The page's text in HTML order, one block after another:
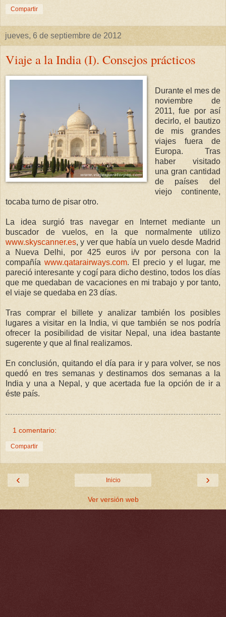
Compartir
jueves, 6 de septiembre de 2012
Viaje a la India (I). Consejos prácticos
Durante el mes de
noviembre de
2011, fue por así
decirlo, el bautizo
de mis grandes
viajes fuera de
Europa. Tras
haber visitado
una gran cantidad
de países del
viejo continente,
tocaba turno de pisar otro.
La idea surgió tras navegar en Internet mediante un
buscador de vuelos, en la que normalmente utilizo
www.skyscanner.es, y ver que había un vuelo desde Madrid
a Nueva Delhi, por 425 euros i/v por persona con la
compañía www.qatarairways.com. El precio y el lugar, me
pareció interesante y cogí para dicho destino, todos los días
que me quedaban de vacaciones en mi trabajo y por tanto,
el viaje se quedaba en 23 días.
Tras comprar el billete y analizar también los posibles
lugares a visitar en la India, vi que también se nos podría
ofrecer la posibilidad de visitar Nepal, una idea bastante
sugerente y que al final realizamos.
En conclusión, quitando el día para ir y para volver, se nos
quedó en tres semanas y destinamos dos semanas a la
India y una a Nepal, y que acertada fue la opción de ir a
éste país.
1 comentario:
Compartir
‹ ›
Inicio
Ver versión web